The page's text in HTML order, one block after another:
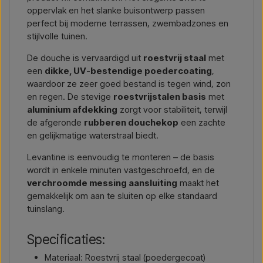
oppervlak en het slanke buisontwerp passen
perfect bij moderne terrassen, zwembadzones en
stijlvolle tuinen.
De douche is vervaardigd uit roestvrij staal met
een dikke, UV-bestendige poedercoating,
waardoor ze zeer goed bestand is tegen wind, zon
en regen. De stevige roestvrijstalen basis met
aluminium afdekking zorgt voor stabiliteit, terwijl
de afgeronde rubberen douchekop een zachte
en gelijkmatige waterstraal biedt.
Levantine is eenvoudig te monteren – de basis
wordt in enkele minuten vastgeschroefd, en de
verchroomde messing aansluiting maakt het
gemakkelijk om aan te sluiten op elke standaard
tuinslang.
Specificaties:
Materiaal: Roestvrij staal (poedergecoat)